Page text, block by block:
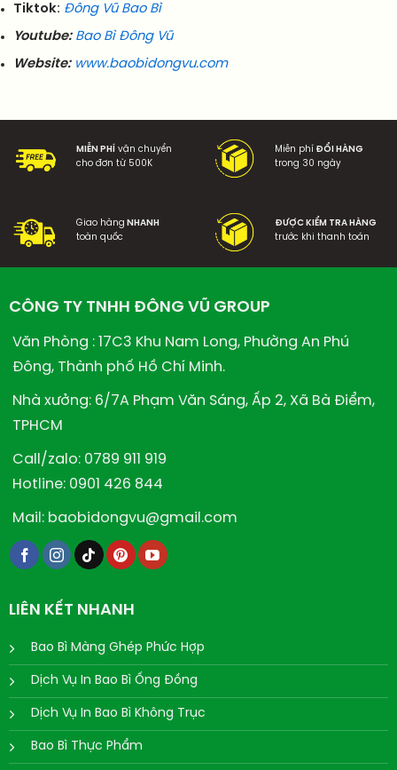
Tiktok: Đông Vũ Bao Bì
Youtube: Bao Bì Đông Vũ
Website: www.baobidongvu.com
MIỄN PHÍ
vận chuyển
cho đơn từ 500K
Miễn phí ĐỔI HÀNG
trong 30 ngày
Giao hàng NHANH
toàn quốc
ĐƯỢC KIỂM TRA HÀNG
trước khi thanh toán
CÔNG TY TNHH ĐÔNG VŨ GROUP
Văn Phòng : 17C3 Khu Nam Long, Phường An Phú
Đông, Thành phố Hồ Chí Minh.
Nhà xưởng: 6/7A Phạm Văn Sáng, Ấp 2, Xã Bà Điểm,
TPHCM
Call/zalo: 0789 911 919
Hotline: 0901 426 844
Mail: baobidongvu@gmail.com
LIÊN KẾT NHANH
Bao Bì Màng Ghép Phức Hợp
Dịch Vụ In Bao Bì Ống Đồng
Dịch Vụ In Bao Bì Không Trục
Bao Bì Thực Phẩm